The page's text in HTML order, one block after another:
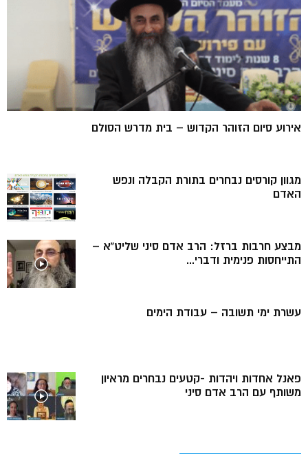
אירוע סיום הזוהר הקדוש – בית מדרש הסולם
מגוון קורסים נבחרים בתורת הקבלה ונפש
האדם
מבצע חרבות ברזל: הרב אדם סיני שליט”א –
התייחסות פנימית ודברי...
עשרת ימי תשובה – עבודת הימים
פאנל אחדות ויהדות -קטעים נבחרים מראיון
משותף עם הרב אדם סיני